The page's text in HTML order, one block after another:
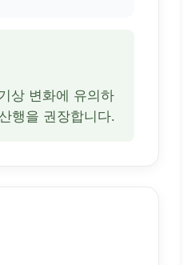
상 변화에 유의하
행을 권장합니다.